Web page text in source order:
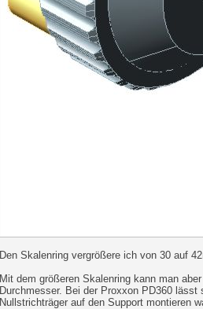
Den Skalenring vergrößere ich von 30 auf
Mit dem größeren Skalenring kann man
Durchmesser. Bei der Proxxon PD360
Nullstrichträger auf den Support montieren